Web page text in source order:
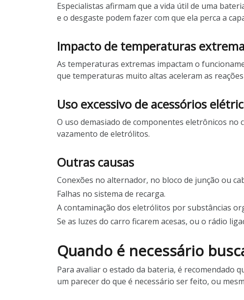
Especialistas afirmam que a vida útil de uma
e o desgaste podem fazer com que ela perca a
Impacto de temperaturas
As temperaturas extremas impactam o
que temperaturas muito altas aceleram as
Uso excessivo de acessórios
O uso demasiado de componentes eletrônicos
vazamento de eletrólitos.
Outras causas
Conexões no alternador, no bloco de junção ou
Falhas no sistema de recarga.
A contaminação dos eletrólitos por substâncias
Se as luzes do carro ficarem acesas, ou o rádio
Quando é necessário
Para avaliar o estado da bateria, é recomendado
um parecer do que é necessário ser feito, ou